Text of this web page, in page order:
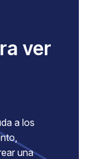
ver
a los
una